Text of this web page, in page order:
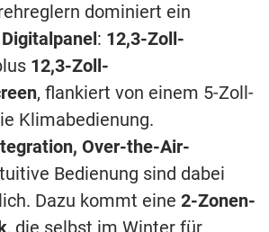
dominiert ein
Digitalpanel: 12,3-Zoll-
12,3-Zoll-
, flankiert von einem 5-Zoll-
Klimabedienung.
Over-the-Air-
Bedienung sind dabei
Dazu kommt eine 2-Zonen-
, die selbst im Winter für